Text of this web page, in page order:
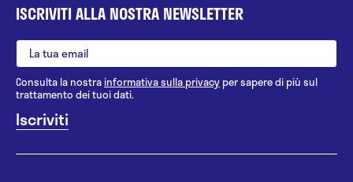
ISCRIVITI ALLA NOSTRA NEWSLETTER
Consulta la nostrainformativa sulla privacy per sapere di più sul
trattamento dei tuoi dati.